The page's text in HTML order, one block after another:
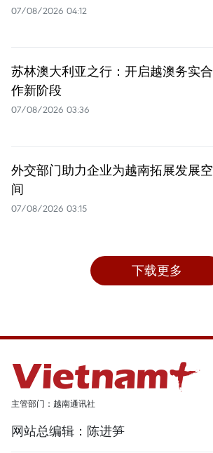
07/08/2026 04:12
苏林澳大利亚之行：开启越澳务实合
作新阶段
07/08/2026 03:36
外交部门助力企业为越南拓展发展空
间
07/08/2026 03:15
下载更多
主管部门：越南通讯社
网站总编辑：陈进笋